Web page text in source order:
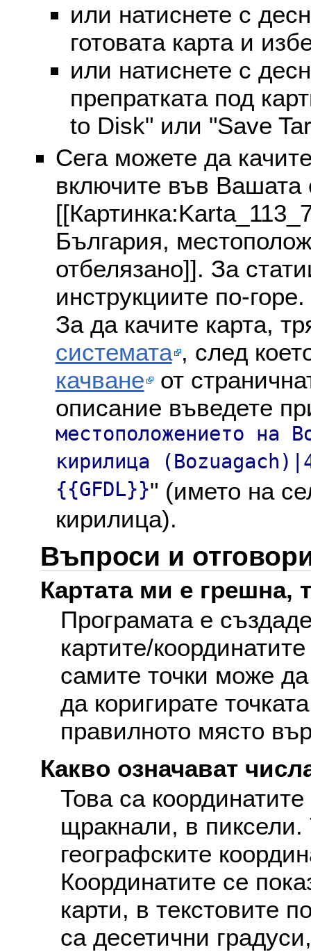
или натиснете с
готовата карта и
или натиснете с
препратката под
to Disk" или "Save
Сега можете да
включите във Вашата
България,
отбелязано]]. За
инструкциите по-горе.
За да качите карта,
системата , след
качване от
описание въведете
местоположението на
кирилица
{{GFDL}}" (името на
кирилица).
Въпроси и
Картата ми е грешна,
Програмата е
картите/
самите точки може
да коригирате
правилното място
Какво означават
Това са
щракнали, в пиксели.
географските
Координатите се
карти, в текстовите
са десетични